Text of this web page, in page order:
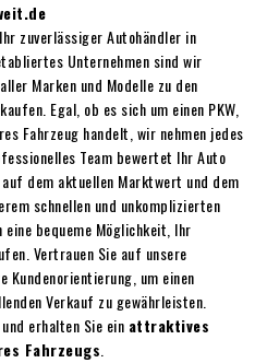
zuverlässiger Autohändler in
Unternehmen sind wir
Marken und Modelle zu den
Egal, ob es sich um einen PKW,
Fahrzeug handelt, wir nehmen jedes
Team bewertet Ihr Auto
dem aktuellen Marktwert und dem
schnellen und unkomplizierten
bequeme Möglichkeit, Ihr
Vertrauen Sie auf unsere
Kundenorientierung, um einen
Verkauf zu gewährleisten.
erhalten Sie ein attraktives
Fahrzeugs